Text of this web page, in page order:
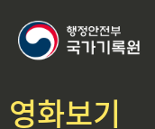
영화보기